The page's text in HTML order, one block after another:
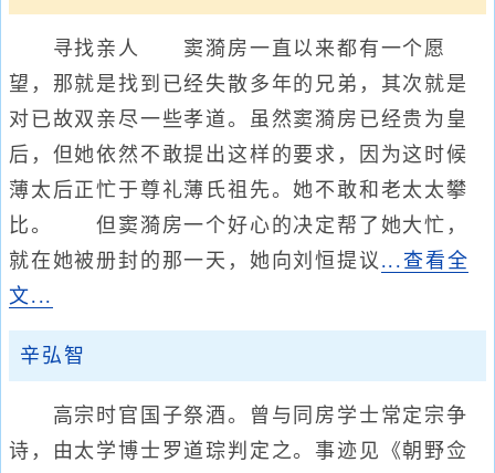
寻找亲人 窦漪房一直以来都有一个愿
望，那就是找到已经失散多年的兄弟，其次就是
对已故双亲尽一些孝道。虽然窦漪房已经贵为皇
后，但她依然不敢提出这样的要求，因为这时候
薄太后正忙于尊礼薄氏祖先。她不敢和老太太攀
比。 但窦漪房一个好心的决定帮了她大忙，
就在她被册封的那一天，她向刘恒提议 ...查看全
文...
辛弘智
高宗时官国子祭酒。曾与同房学士常定宗争
诗，由太学博士罗道琮判定之。事迹见《朝野佥